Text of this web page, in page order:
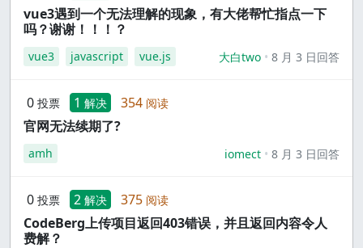
vue3遇到一个无法理解的现象，有大佬帮忙指点一下
吗？谢谢！！！？
vue3 javascript vue.js 大白two 8 月 3 日回答
0 投票 1 解决 354 阅读
官网无法续期了?
amh iomect 8 月 3 日回答
0 投票 2 解决 375 阅读
CodeBerg上传项目返回403错误，并且返回内容令人
费解？